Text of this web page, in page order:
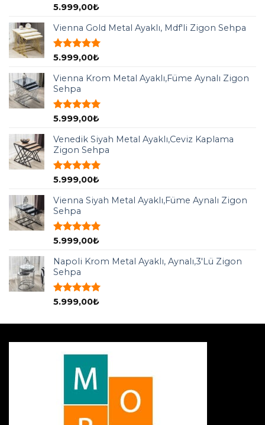
5 üzerinden
aldı
5.999,00₺
Vienna Gold Metal Ayaklı, Mdf'li Zigon Sehpa
5 üzerinden
aldı
5.999,00₺
Vienna Krom Metal Ayaklı,Füme Aynalı Zigon
Sehpa
5 üzerinden
aldı
5.999,00₺
Venedik Siyah Metal Ayaklı,Ceviz Kaplama
Zigon Sehpa
5 üzerinden
aldı
5.999,00₺
Vienna Siyah Metal Ayaklı,Füme Aynalı Zigon
Sehpa
5 üzerinden
aldı
5.999,00₺
Napoli Krom Metal Ayaklı, Aynalı,3'Lü Zigon
Sehpa
5 üzerinden
5.999,00₺